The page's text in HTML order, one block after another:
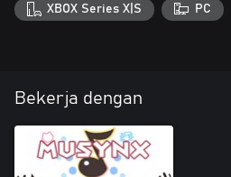
XBOX Series X|S PC
Bekerja dengan